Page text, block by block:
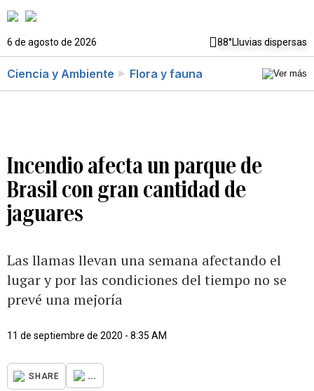
6 de agosto de 2026 88°Lluvias dispersas
Ciencia y Ambiente Flora y fauna
Incendio afecta un parque de
Brasil con gran cantidad de
jaguares
Las llamas llevan una semana afectando el
lugar y por las condiciones del tiempo no se
prevé una mejoría
11 de septiembre de 2020 - 8:35 AM
SHARE ...